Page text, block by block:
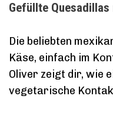
Gefüllte Quesadillas
Die beliebten
Käse, einfach im
Oliver zeigt dir, wie
vegetarische